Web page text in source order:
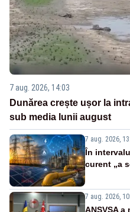
7 aug. 2026, 14:03
Dunărea crește ușor la
sub media lunii august
7 aug. 2026,
În
curent „a
7 aug. 2026,
ANSVSA